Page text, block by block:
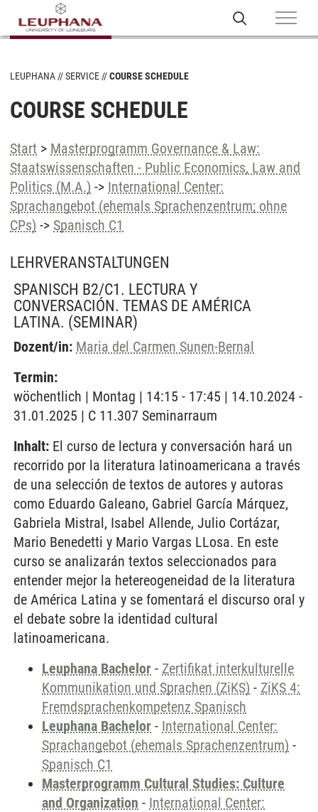
LEUPHANA SERVICE COURSE SCHEDULE
COURSE SCHEDULE
Start > Masterprogramm Governance & Law:
Staatswissenschaften - Public Economics, Law and
Politics (M.A.) -> International Center:
Sprachangebot (ehemals Sprachenzentrum; ohne
CPs) -> Spanisch C1
LEHRVERANSTALTUNGEN
SPANISCH B2/C1. LECTURA Y
CONVERSACIÓN. TEMAS DE AMÉRICA
LATINA. (SEMINAR)
Dozent/in: Maria del Carmen Sunen-Bernal
Termin:
wöchentlich | Montag | 14:15 - 17:45 | 14.10.2024 -
31.01.2025 | C 11.307 Seminarraum
Inhalt: El curso de lectura y conversación hará un
recorrido por la literatura latinoamericana a través
de una selección de textos de autores y autoras
como Eduardo Galeano, Gabriel García Márquez,
Gabriela Mistral, Isabel Allende, Julio Cortázar,
Mario Benedetti y Mario Vargas LLosa. En este
curso se analizarán textos seleccionados para
entender mejor la hetereogeneidad de la literatura
de América Latina y se fomentará el discurso oral y
el debate sobre la identidad cultural
latinoamericana.
Leuphana Bachelor - Zertifikat interkulturelle
Kommunikation und Sprachen (ZiKS) - ZiKS 4:
Fremdsprachenkompetenz Spanisch
Leuphana Bachelor - International Center:
Sprachangebot (ehemals Sprachenzentrum) -
Spanisch C1
Masterprogramm Cultural Studies: Culture
and Organization - International Center: